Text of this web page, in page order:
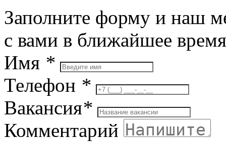
Заполните форму и наш
с вами в ближайшее время
Имя *
Телефон *
Вакансия*
Комментарий